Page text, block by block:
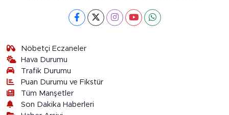
Nöbetçi Eczaneler
Hava Durumu
Trafik Durumu
Puan Durumu ve Fikstür
Tüm Manşetler
Son Dakika Haberleri